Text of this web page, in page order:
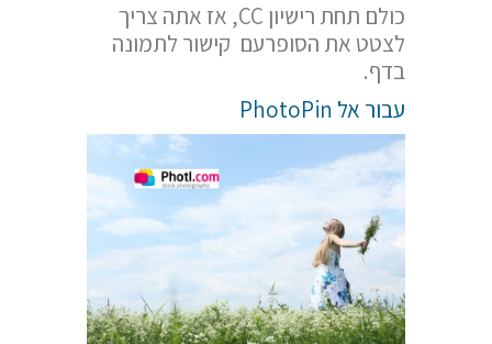
כולם תחת רישיון CC, אז אתה צריך
לצטט את הסופרעם קישור לתמונה
בדף.
עבור אל PhotoPin